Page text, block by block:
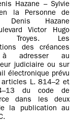
Hazane – Sylvie
la Personne de
Denis Hazane
Victor Hugo
Troyes. Les
des créances
adresser au
judiciaire ou sur
électronique prévu
articles L. 814–2 et
du code de
dans les deux
la publication au